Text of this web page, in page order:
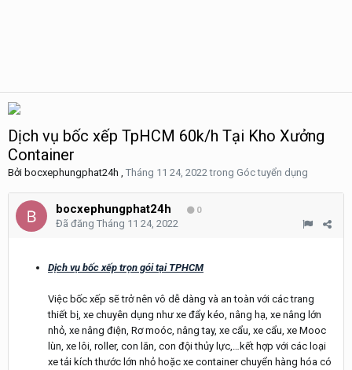
Dịch vụ bốc xếp TpHCM 60k/h Tại Kho Xưởng
Container
Bởi bocxephungphat24h , Tháng 11 24, 2022trong Góc tuyển dụng
bocxephungphat24h 0
Đã đăng Tháng 11 24, 2022
Dịch vụ bốc xếp trọn gói tại TPHCM
Việc bốc xếp sẽ trở nên vô dễ dàng và an toàn với các trang
thiết bị, xe chuyên dụng như xe đẩy kéo, nâng hạ, xe nâng lớn
nhỏ, xe nâng điện, Rơ moóc, nâng tay, xe cẩu, xe cẩu, xe Mooc
lùn, xe lôi, roller, con lăn, con đội thủy lực,…kết hợp với các loại
xe tải kích thước lớn nhỏ hoặc xe container chuyển hàng hóa có